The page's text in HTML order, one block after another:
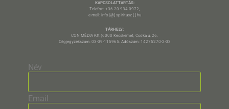
KAPCSOLATTARTÁS:
Telefon: +36 20 934 0972,
e-mail: info [@] spiritusz [.] hu
TÁRHELY:
CON MÉDIA Kft (6000 Kecskemét, Csóka u. 26.
Cégjegyzékszám: 03-09-115965. Adószám: 14275270-2-03
Név
Email